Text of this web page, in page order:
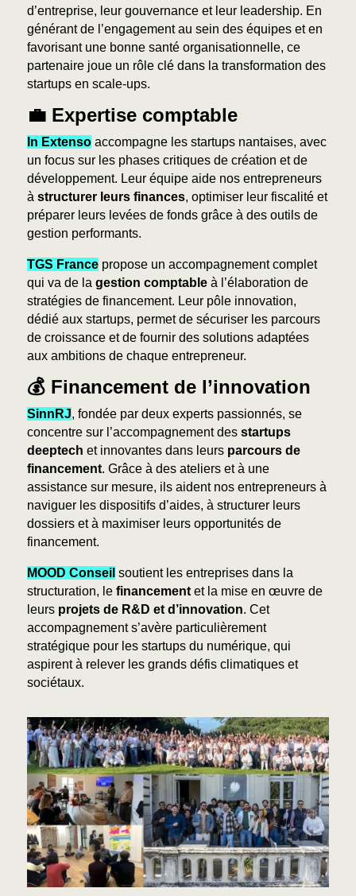
d’entreprise, leur gouvernance et leur leadership. En
générant de l’engagement au sein des équipes et en
favorisant une bonne santé organisationnelle, ce
partenaire joue un rôle clé dans la transformation des
startups en scale-ups.
💼 Expertise comptable
In Extensoaccompagne les startups nantaises, avec
un focus sur les phases critiques de création et de
développement. Leur équipe aide nos entrepreneurs
à structurer leurs finances, optimiser leur fiscalité et
préparer leurs levées de fonds grâce à des outils de
gestion performants.
TGS Francepropose un accompagnement complet
qui va de la gestion comptableà l’élaboration de
stratégies de financement. Leur pôle innovation,
dédié aux startups, permet de sécuriser les parcours
de croissance et de fournir des solutions adaptées
aux ambitions de chaque entrepreneur.
💰 Financement de l’innovation
SinnRJ, fondée par deux experts passionnés, se
concentre sur l’accompagnement des startups
deeptech et innovantes dans leurs parcours de
financement. Grâce à des ateliers et à une
assistance sur mesure, ils aident nos entrepreneurs à
naviguer les dispositifs d’aides, à structurer leurs
dossiers et à maximiser leurs opportunités de
financement.
MOOD Conseil soutient les entreprises dans la
structuration, le financementet la mise en œuvre de
leurs projets de R&D et d’innovation. Cet
accompagnement s’avère particulièrement
stratégique pour les startups du numérique, qui
aspirent à relever les grands défis climatiques et
sociétaux.